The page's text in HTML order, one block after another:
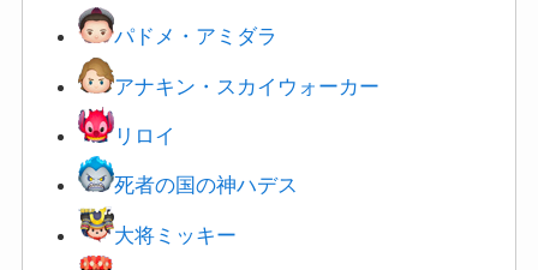
パドメ・アミダラ
アナキン・スカイウォーカー
リロイ
死者の国の神ハデス
大将ミッキー